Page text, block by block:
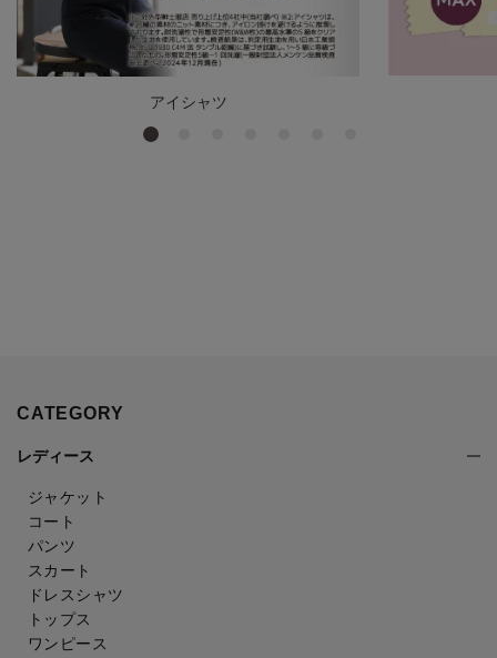
アイシャツ
CATEGORY
レディース
ジャケット
コート
パンツ
スカート
ドレスシャツ
トップス
ワンピース